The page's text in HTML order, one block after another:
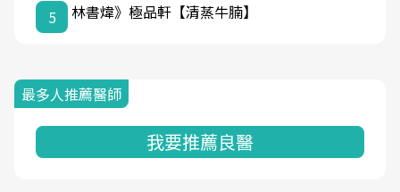
5 林書煒》極品軒【清蒸牛腩】
最多人推薦醫師
我要推薦良醫